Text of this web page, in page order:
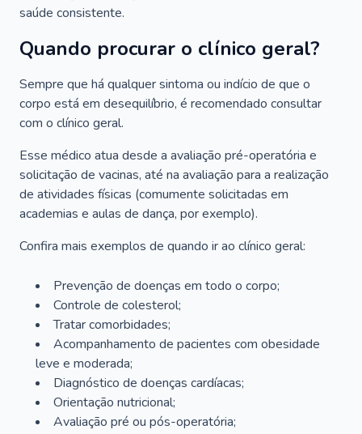
saúde consistente.
Quando procurar o clínico geral?
Sempre que há qualquer sintoma ou indício de que o
corpo está em desequilíbrio, é recomendado consultar
com o clínico geral.
Esse médico atua desde a avaliação pré-operatória e
solicitação de vacinas, até na avaliação para a realização
de atividades físicas (comumente solicitadas em
academias e aulas de dança, por exemplo).
Confira mais exemplos de quando ir ao clínico geral:
Prevenção de doenças em todo o corpo;
Controle de colesterol;
Tratar comorbidades;
Acompanhamento de pacientes com obesidade
leve e moderada;
Diagnóstico de doenças cardíacas;
Orientação nutricional;
Avaliação pré ou pós-operatória;